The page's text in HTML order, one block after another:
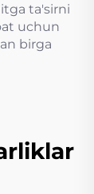
ta'sirni
uchun
birga